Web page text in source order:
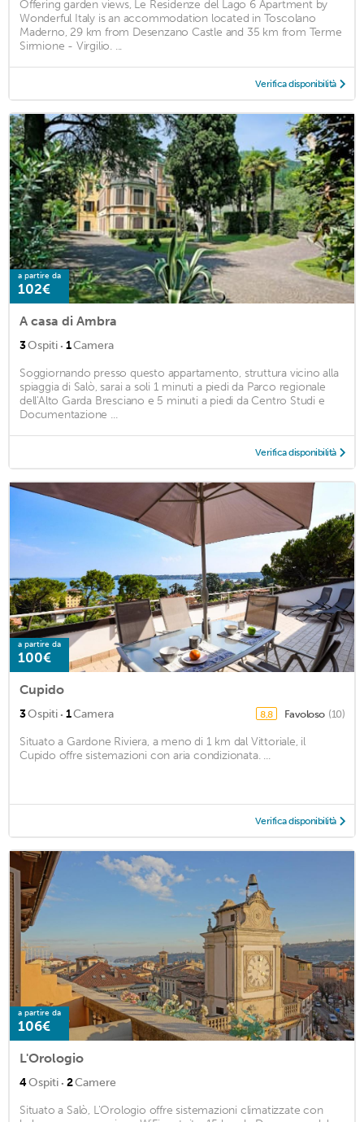
Offering garden views, Le Residenze del Lago 6 Apartment by
Wonderful Italy is an accommodation located in Toscolano
Maderno, 29 km from Desenzano Castle and 35 km from Terme
Sirmione - Virgilio. ...
Verifica disponibilità
a partire da
102€
A casa di Ambra
3Ospiti · 1Camera
Soggiornando presso questo appartamento, struttura vicino alla
spiaggia di Salò, sarai a soli 1 minuti a piedi da Parco regionale
dell'Alto Garda Bresciano e 5 minuti a piedi da Centro Studi e
Documentazione ...
Verifica disponibilità
a partire da
100€
Cupido
3Ospiti · 1Camera 8,8 Favoloso (10)
Situato a Gardone Riviera, a meno di 1 km dal Vittoriale, il
Cupido offre sistemazioni con aria condizionata. ...
Verifica disponibilità
a partire da
106€
L'Orologio
4Ospiti · 2Camere
Situato a Salò, L'Orologio offre sistemazioni climatizzate con